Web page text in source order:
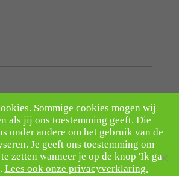
Privacyverklaring
Bulderbos is onderdeel van
Sommige cookies mogen wij
als jij ons toestemming geeft. Die
onder andere om het gebruik van de
Je geeft ons toestemming om
zetten wanneer je op de knop 'Ik ga
Lees ook onze privacyverklaring.